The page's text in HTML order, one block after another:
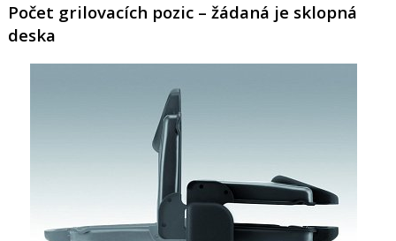
Počet grilovacích pozic – žádaná je sklopná
deska